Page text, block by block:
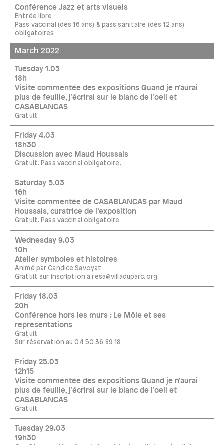
Conférence Jazz et arts visuels
Entrée libre
Pass vaccinal (dès 16 ans) & pass sanitaire (dès 12 ans)
obligatoires
March 2022
Tuesday 1.03
18h
Visite commentée des expositions Quand je n’aurai
plus de feuille, j’écrirai sur le blanc de l’oeil et
CASABLANCAS
Gratuit
Friday 4.03
18h30
Discussion avec Maud Houssais
Gratuit. Pass vaccinal obligatoire.
Saturday 5.03
16h
Visite commentée de CASABLANCAS par Maud
Houssais, curatrice de l’exposition
Gratuit. Pass vaccinal obligatoire
Wednesday 9.03
10h
Atelier symboles et histoires
Animé par Candice Savoyat
Gratuit sur inscription à resa@villaduparc.org
Friday 18.03
20h
Conférence hors les murs : Le Môle et ses
représentations
Gratuit
Sur réservation au 04 50 36 89 18
Friday 25.03
12h15
Visite commentée des expositions Quand je n’aurai
plus de feuille, j’écrirai sur le blanc de l’oeil et
CASABLANCAS
Gratuit
Tuesday 29.03
19h30